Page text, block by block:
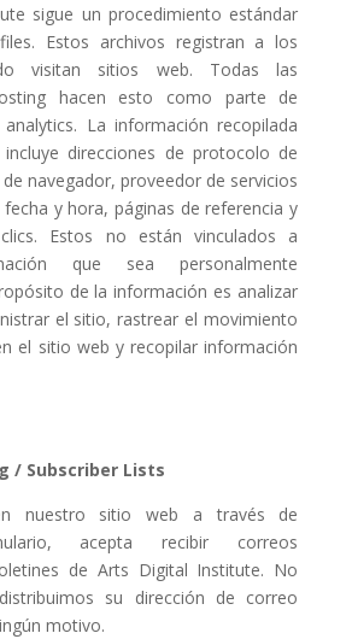
sigue un procedimiento estándar
Estos archivos registran a los
visitan sitios web. Todas las
hacen esto como parte de
analytics. La información recopilada
direcciones de protocolo de
navegador, proveedor de servicios
fecha y hora, páginas de referencia y
Estos no están vinculados a
que sea personalmente
de la información es analizar
el sitio, rastrear el movimiento
el sitio web y recopilar información
/ Subscriber Lists
nuestro sitio web a través de
acepta recibir correos
de Arts Digital Institute. No
su dirección de correo
motivo.